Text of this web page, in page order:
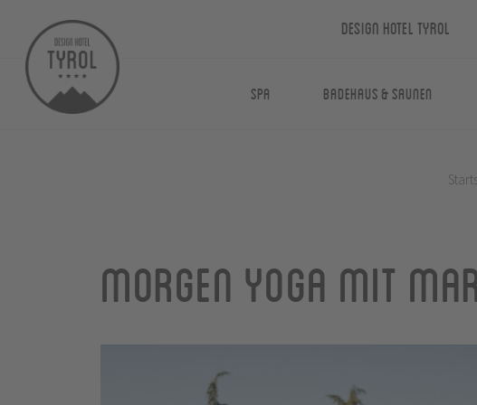
Design Hotel Tyrol
Spa Badehaus & Saunen
Morgen Yoga mit